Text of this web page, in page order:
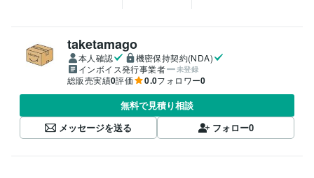
taketamago
本人確認
機密保持契約(NDA)
インボイス発行事業者
未登録
総販売実績0評価 0.0フォロワー0
無料で見積り相談
メッセージを送る
フォロー0